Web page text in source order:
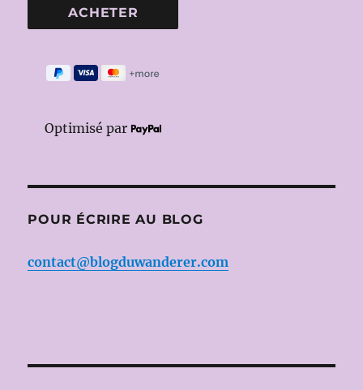
Optimisé par
POUR ÉCRIRE AU BLOG
contact@blogduwanderer.com